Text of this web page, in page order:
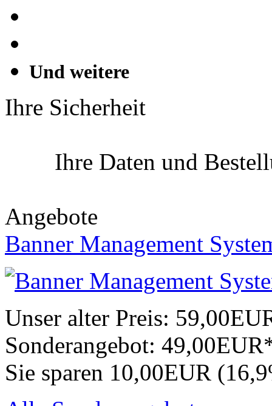
Und weitere
Ihre Sicherheit
Ihre Daten und
Angebote
Banner Management
Unser alter Preis:
Sonderangebot:
Sie sparen 10,00EUR